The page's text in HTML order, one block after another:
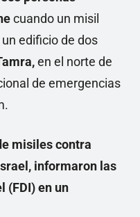
cuando un misil
edificio de dos
en el norte de
de emergencias
misiles contra
informaron las
(FDI) en un